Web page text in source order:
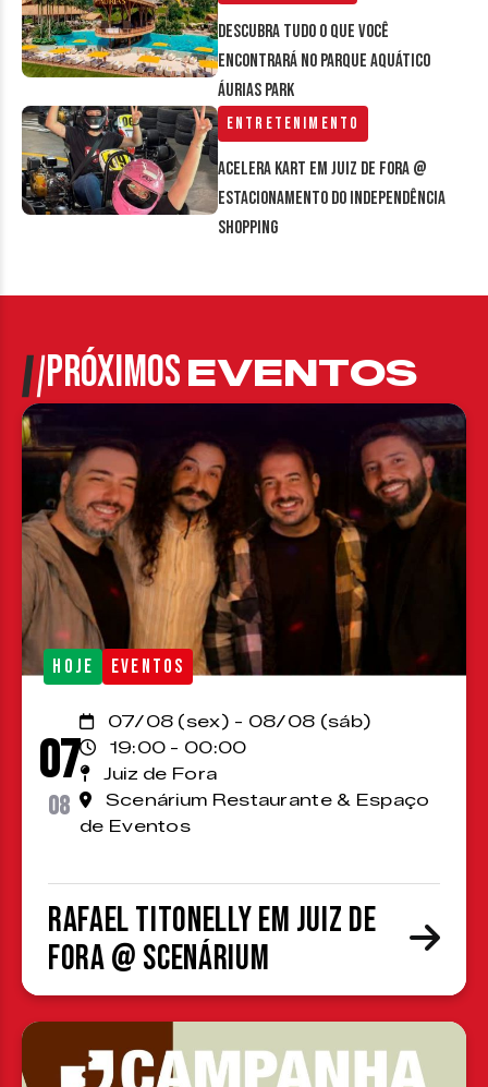
Descubra tudo o que você
encontrará no parque aquático
Áurias Park
Entretenimento
Acelera Kart em Juiz de Fora @
estacionamento do Independência
Shopping
PRÓXIMOSEVENTOS
HOJE EVENTOS
07
08
07/08 (sex) - 08/08 (sáb)
19:00 - 00:00
Juiz de Fora
Scenárium Restaurante & Espaço
de Eventos
Rafael Titonelly em Juiz de
Fora @ Scenárium